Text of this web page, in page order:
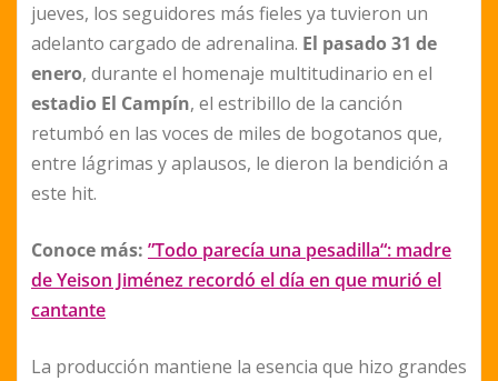
jueves, los seguidores más fieles ya tuvieron un
adelanto cargado de adrenalina. El pasado 31 de
enero, durante el homenaje multitudinario en el
estadio El Campín, el estribillo de la canción
retumbó en las voces de miles de bogotanos que,
entre lágrimas y aplausos, le dieron la bendición a
este hit.
Conoce más: ”Todo parecía una pesadilla“: madre
de Yeison Jiménez recordó el día en que murió el
cantante
La producción mantiene la esencia que hizo grandes